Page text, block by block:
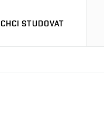
CHCI STUDOVAT